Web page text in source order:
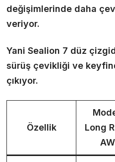
değişimlerinde daha
veriyor.
Yani Sealion 7 düz
sürüş çevikliği ve
çıkıyor.
Özellik
Long